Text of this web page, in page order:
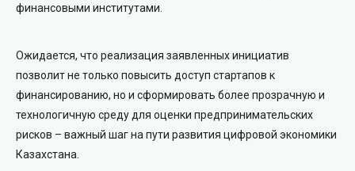
финансовыми институтами.
Ожидается, что реализация заявленных инициатив
позволит не только повысить доступ стартапов к
финансированию, но и сформировать более прозрачную и
технологичную среду для оценки предпринимательских
рисков – важный шаг на пути развития цифровой экономики
Казахстана.